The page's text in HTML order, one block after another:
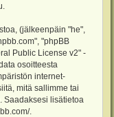
(jälkeenpäin "he",
"phpBB
Public License v2" -
osoitteesta
internet-
mitä sallimme tai
Saadaksesi lisätietoa
.